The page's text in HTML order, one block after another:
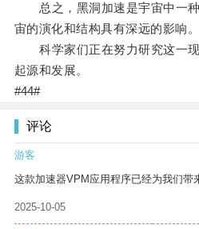
总之，黑洞加速是宇宙中一种
宙的演化和结构具有深远的影响。
科学家们正在努力研究这一现
起源和发展。
#44#
评论
游客
这款加速器VPM应用程序已经为我们带
2025-10-05